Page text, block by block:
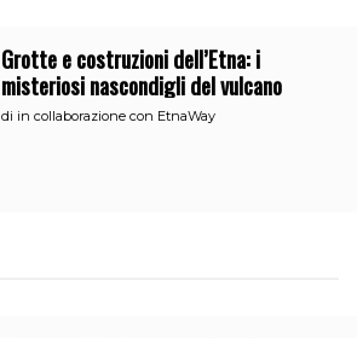
Grotte e costruzioni dell’Etna: i
misteriosi nascondigli del vulcano
di in collaborazione con EtnaWay